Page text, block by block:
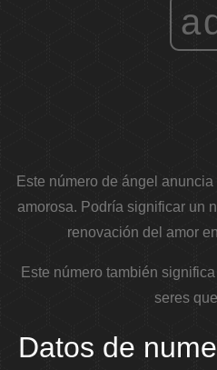
Este número de ángel
amorosa. Podría significar un
renovación del amor
Este número también
seres
Datos de